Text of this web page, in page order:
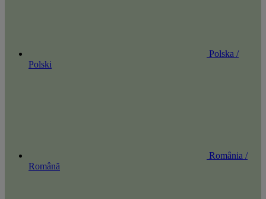
Polska /
Polski
România /
Română